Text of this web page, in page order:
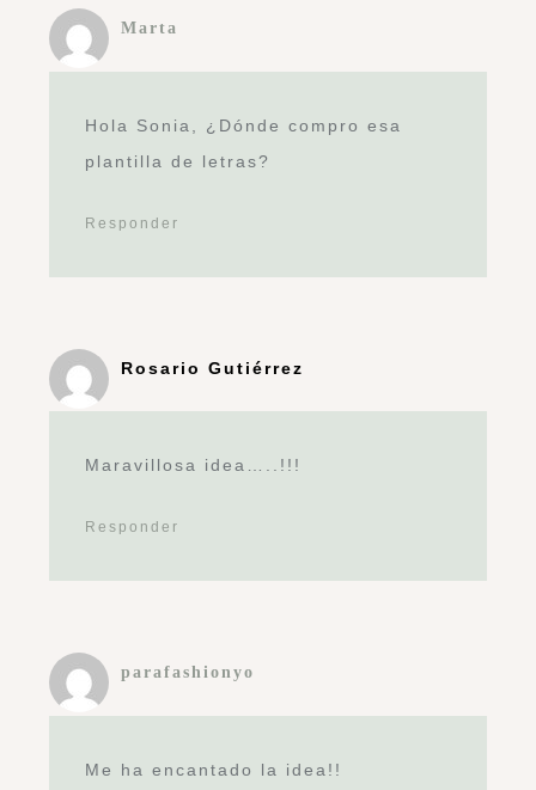
Marta
Hola Sonia, ¿Dónde compro esa
plantilla de letras?
Responder
Rosario Gutiérrez
Maravillosa idea…..!!!
Responder
parafashionyo
Me ha encantado la idea!!